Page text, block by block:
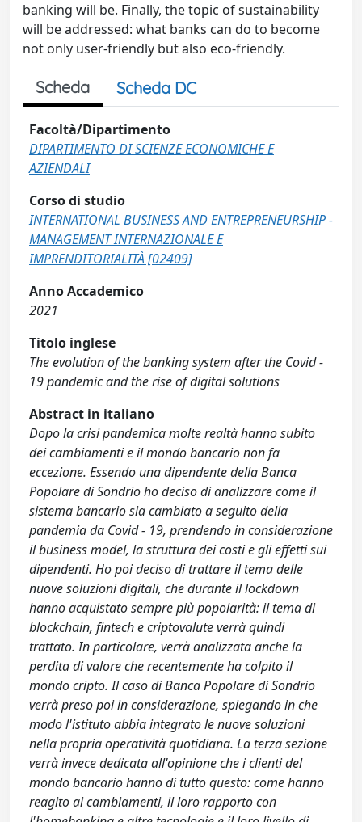
banking will be. Finally, the topic of sustainability
will be addressed: what banks can do to become
not only user-friendly but also eco-friendly.
Scheda Scheda DC
Facoltà/Dipartimento
DIPARTIMENTO DI SCIENZE ECONOMICHE E
AZIENDALI
Corso di studio
INTERNATIONAL BUSINESS AND ENTREPRENEURSHIP -
MANAGEMENT INTERNAZIONALE E
IMPRENDITORIALITÀ [02409]
Anno Accademico
2021
Titolo inglese
The evolution of the banking system after the Covid -
19 pandemic and the rise of digital solutions
Abstract in italiano
Dopo la crisi pandemica molte realtà hanno subito
dei cambiamenti e il mondo bancario non fa
eccezione. Essendo una dipendente della Banca
Popolare di Sondrio ho deciso di analizzare come il
sistema bancario sia cambiato a seguito della
pandemia da Covid - 19, prendendo in considerazione
il business model, la struttura dei costi e gli effetti sui
dipendenti. Ho poi deciso di trattare il tema delle
nuove soluzioni digitali, che durante il lockdown
hanno acquistato sempre più popolarità: il tema di
blockchain, fintech e criptovalute verrà quindi
trattato. In particolare, verrà analizzata anche la
perdita di valore che recentemente ha colpito il
mondo cripto. Il caso di Banca Popolare di Sondrio
verrà preso poi in considerazione, spiegando in che
modo l'istituto abbia integrato le nuove soluzioni
nella propria operatività quotidiana. La terza sezione
verrà invece dedicata all'opinione che i clienti del
mondo bancario hanno di tutto questo: come hanno
reagito ai cambiamenti, il loro rapporto con